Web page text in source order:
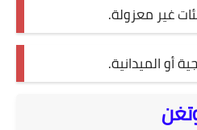
غير معزولة.
أو الميدانية.